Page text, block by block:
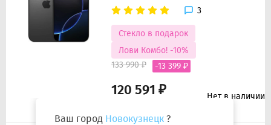
3
Стекло в подарок
Лови Комбо! -10%
120 591 ₽
133 990 ₽ -13 399 ₽
Нет в наличии
Ваш город Новокузнецк ?